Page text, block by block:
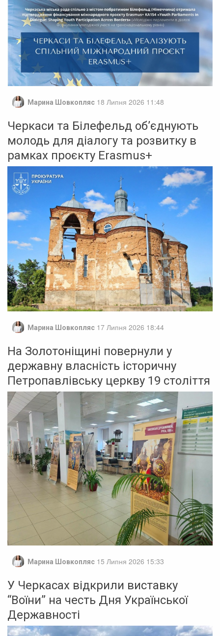
Марина Шовкопляс 18 Липня 2026 11:48
Черкаси та Білефельд об’єднують
молодь для діалогу та розвитку в
рамках проєкту Erasmus+
Марина Шовкопляс 17 Липня 2026 18:44
На Золотоніщині повернули у
державну власність історичну
Петропавлівську церкву 19 століття
Марина Шовкопляс 15 Липня 2026 15:33
У Черкасах відкрили виставку
“Воїни” на честь Дня Української
Державності